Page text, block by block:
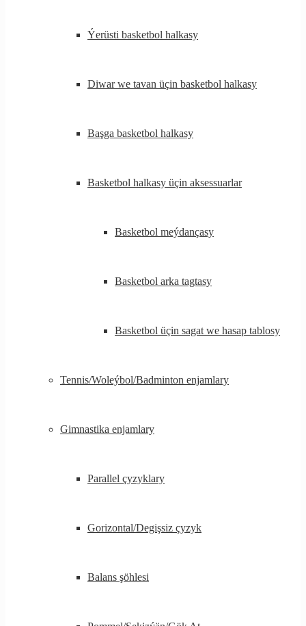
Ýerüsti basketbol halkasy
Diwar we tavan üçin basketbol halkasy
Başga basketbol halkasy
Basketbol halkasy üçin aksessuarlar
Basketbol meýdançasy
Basketbol arka tagtasy
Basketbol üçin sagat we hasap tablosy
Tennis/Woleýbol/Badminton enjamlary
Gimnastika enjamlary
Parallel çyzyklary
Gorizontal/Degişsiz çyzyk
Balans şöhlesi